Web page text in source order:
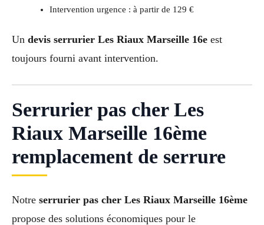
Intervention urgence : à partir de 129 €
Un devis serrurier Les Riaux Marseille 16e est
toujours fourni avant intervention.
Serrurier pas cher Les
Riaux Marseille 16ème
remplacement de serrure
Notre serrurier pas cher Les Riaux Marseille 16ème
propose des solutions économiques pour le